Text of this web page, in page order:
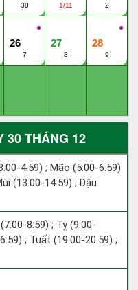
30 1/11 2
●
26
7
27
8
●
28
9
30 THÁNG 12
4:59) ; Mão (5:00-6:59)
(13:00-14:59) ; Dậu
8:59) ; Tỵ (9:00-
; Tuất (19:00-20:59) ;